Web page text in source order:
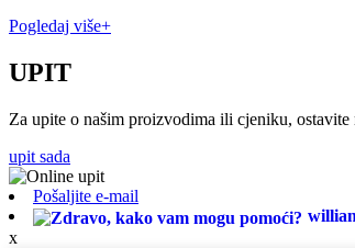
Pogledaj više+
UPIT
Za upite o našim proizvodima ili cjeniku,
upit sada
Pošaljite e-mail
x